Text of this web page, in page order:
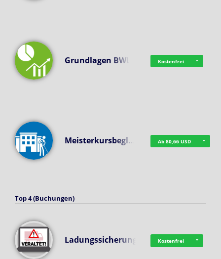
Grundlagen BWL Kostenfrei
Meisterkursbegl… Ab 80,66 USD
Top 4 (Buchungen)
Ladungssicherung Kostenfrei